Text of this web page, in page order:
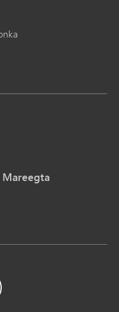
Mareegta